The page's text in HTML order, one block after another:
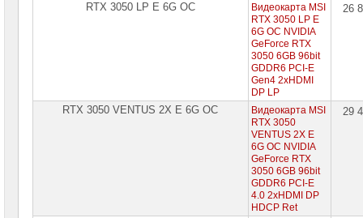
RTX 3050 LP E 6G OC
Видеокарта MSI
RTX 3050 LP E
6G OC NVIDIA
GeForce RTX
3050 6GB 96bit
GDDR6 PCI-E
Gen4 2xHDMI
DP LP
26
RTX 3050 VENTUS 2X E 6G OC
Видеокарта MSI
RTX 3050
VENTUS 2X E
6G OC NVIDIA
GeForce RTX
3050 6GB 96bit
GDDR6 PCI-E
4.0 2xHDMI DP
HDCP Ret
29